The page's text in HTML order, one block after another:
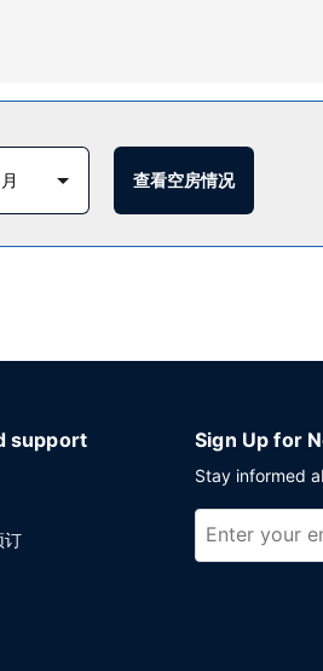
餐供应时间为：周一至周五 06:30 至
37 平方米（400 平方英尺）的空间，包
查看空房情况
support
订
Sign Up for
Stay informed